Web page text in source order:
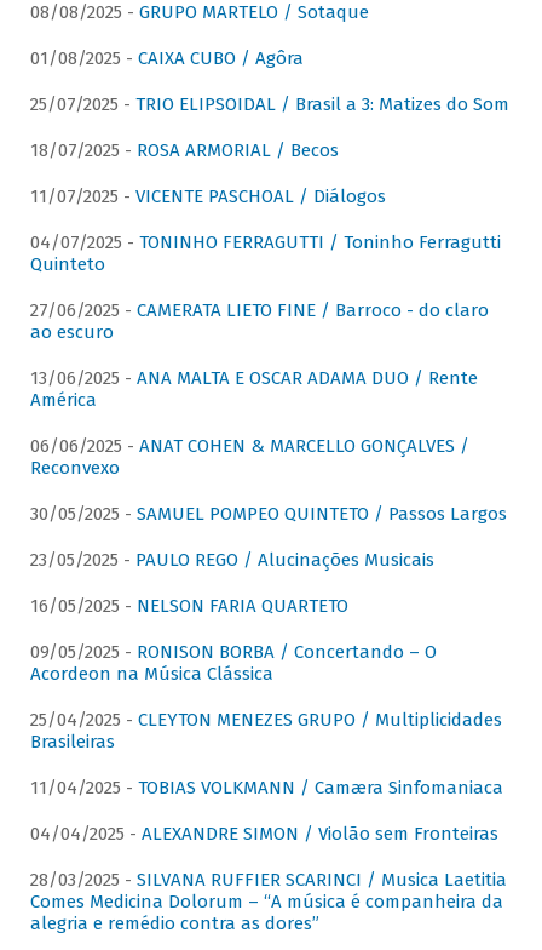
08/08/2025 - GRUPO MARTELO / Sotaque
01/08/2025 - CAIXA CUBO / Agôra
25/07/2025 - TRIO ELIPSOIDAL / Brasil a 3: Matizes do Som
18/07/2025 - ROSA ARMORIAL / Becos
11/07/2025 - VICENTE PASCHOAL / Diálogos
04/07/2025 - TONINHO FERRAGUTTI / Toninho Ferragutti
Quinteto
27/06/2025 - CAMERATA LIETO FINE / Barroco - do claro
ao escuro
13/06/2025 - ANA MALTA E OSCAR ADAMA DUO / Rente
América
06/06/2025 - ANAT COHEN & MARCELLO GONÇALVES /
Reconvexo
30/05/2025 - SAMUEL POMPEO QUINTETO / Passos Largos
23/05/2025 - PAULO REGO / Alucinações Musicais
16/05/2025 - NELSON FARIA QUARTETO
09/05/2025 - RONISON BORBA / Concertando – O
Acordeon na Música Clássica
25/04/2025 - CLEYTON MENEZES GRUPO / Multiplicidades
Brasileiras
11/04/2025 - TOBIAS VOLKMANN / Camæra Sinfomaniaca
04/04/2025 - ALEXANDRE SIMON / Violão sem Fronteiras
28/03/2025 - SILVANA RUFFIER SCARINCI / Musica Laetitia
Comes Medicina Dolorum – “A música é companheira da
alegria e remédio contra as dores”